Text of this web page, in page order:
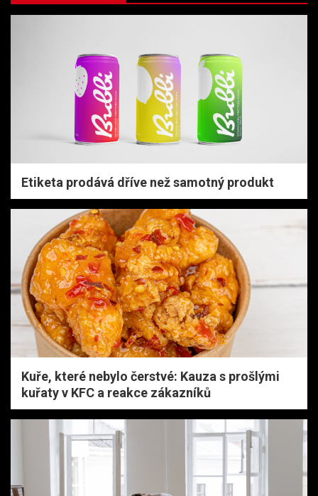
Etiketa prodává dříve než samotný produkt
Kuře, které nebylo čerstvé: Kauza s prošlými
kuřaty v KFC a reakce zákazníků